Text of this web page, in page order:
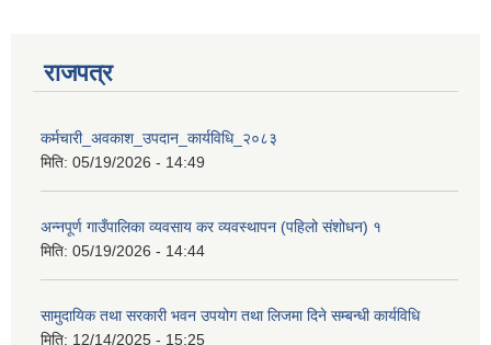
राजपत्र
कर्मचारी_अवकाश_उपदान_कार्यविधि_२०८३
मिति: 05/19/2026 - 14:49
अन्नपूर्ण गाउँपालिका व्यवसाय कर व्यवस्थापन (पहिलो संशोधन) १
मिति: 05/19/2026 - 14:44
सामुदायिक तथा सरकारी भवन उपयोग तथा लिजमा दिने सम्बन्धी कार्यविधि
मिति: 12/14/2025 - 15:25